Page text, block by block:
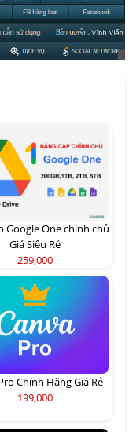
Google One chính chủ
Giá Siêu Rẻ
259,000
Chính Hãng Giá Rẻ
199,000